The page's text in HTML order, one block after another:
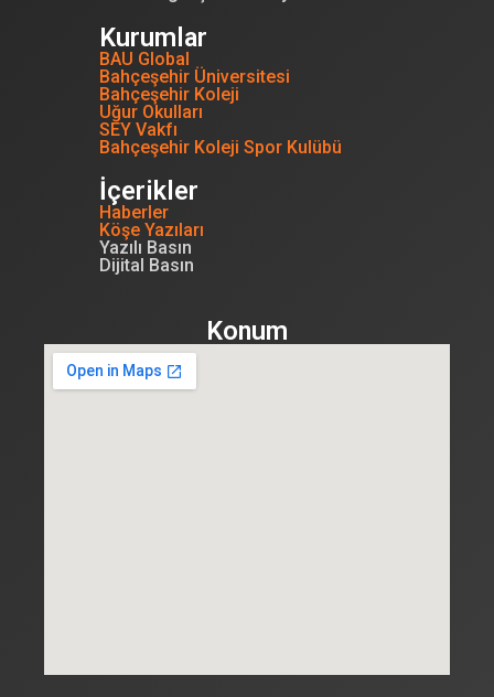
Kurumlar
BAU Global
Bahçeşehir Üniversitesi
Bahçeşehir Koleji
Uğur Okulları
SEY Vakfı
Bahçeşehir Koleji Spor Kulübü
İçerikler
Haberler
Köşe Yazıları
Yazılı Basın
Dijital Basın
Konum